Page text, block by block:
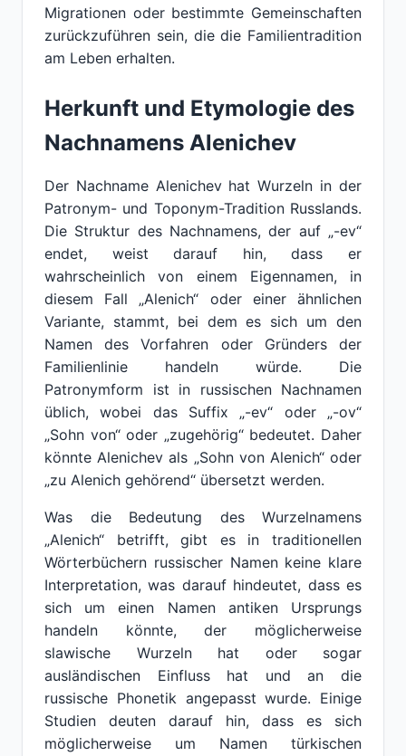
Migrationen oder bestimmte Gemeinschaften
zurückzuführen sein, die die Familientradition
am Leben erhalten.
Herkunft und Etymologie des
Nachnamens Alenichev
Der Nachname Alenichev hat Wurzeln in der
Patronym- und Toponym-Tradition Russlands.
Die Struktur des Nachnamens, der auf „-ev“
endet, weist darauf hin, dass er
wahrscheinlich von einem Eigennamen, in
diesem Fall „Alenich“ oder einer ähnlichen
Variante, stammt, bei dem es sich um den
Namen des Vorfahren oder Gründers der
Familienlinie handeln würde. Die
Patronymform ist in russischen Nachnamen
üblich, wobei das Suffix „-ev“ oder „-ov“
„Sohn von“ oder „zugehörig“ bedeutet. Daher
könnte Alenichev als „Sohn von Alenich“ oder
„zu Alenich gehörend“ übersetzt werden.
Was die Bedeutung des Wurzelnamens
„Alenich“ betrifft, gibt es in traditionellen
Wörterbüchern russischer Namen keine klare
Interpretation, was darauf hindeutet, dass es
sich um einen Namen antiken Ursprungs
handeln könnte, der möglicherweise
slawische Wurzeln hat oder sogar
ausländischen Einfluss hat und an die
russische Phonetik angepasst wurde. Einige
Studien deuten darauf hin, dass es sich
möglicherweise um Namen türkischen